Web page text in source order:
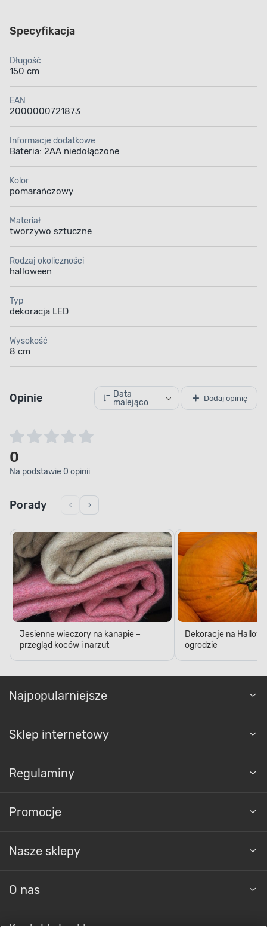
Specyfikacja
Długość
150 cm
EAN
2000000721873
Informacje dodatkowe
Bateria: 2AA niedołączone
Kolor
pomarańczowy
Materiał
tworzywo sztuczne
Rodzaj okoliczności
halloween
Typ
dekoracja LED
Wysokość
8 cm
Opinie
Data
malejąco
Dodaj opinię
0
Na podstawie 0 opinii
Porady
Jesienne wieczory na kanapie –
przegląd koców i narzut
Dekoracje na
ogrodzie
Najpopularniejsze
Sklep internetowy
Regulaminy
Promocje
Nasze sklepy
O nas
Kontakt do sklepu